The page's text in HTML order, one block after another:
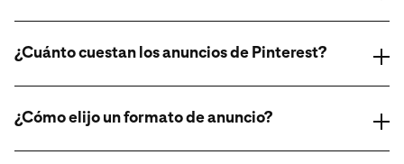
¿Cuánto cuestan los anuncios de Pinterest?
¿Cómo elijo un formato de anuncio?